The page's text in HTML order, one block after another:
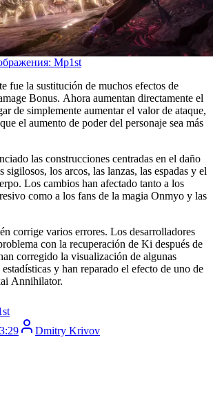
Mp1st
fue la sustitución de muchos efectos de
Bonus. Ahora aumentan directamente el
de simplemente aumentar el valor de ataque,
el aumento de poder del personaje sea más
las construcciones centradas en el daño
sigilosos, los arcos, las lanzas, las espadas y el
Los cambios han afectado tanto a los
como a los fans de la magia Onmyo y las
corrige varios errores. Los desarrolladores
con la recuperación de Ki después de
corregido la visualización de algunas
y han reparado el efecto de uno de
Annihilator.
Dmitry Krivov